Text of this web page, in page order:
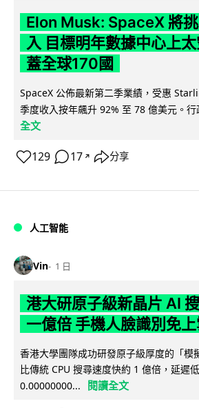
Elon Musk: SpaceX 將
入 目標明年數據中心上
蓋全球170國
SpaceX 公佈最新第二季業績，受惠
季度收入按年飆升 92% 至 78 億美元。
全文
129 17 ↗ 分享
人工智能
Vin 1 日
港大研原子級新晶片 AI
一億倍 手機人臉識別免
香港大學團隊成功研發原子級厚度的「模
比傳統 CPU 搜尋速度快約 1 億倍，延遲
0.00000000...
閱讀全文